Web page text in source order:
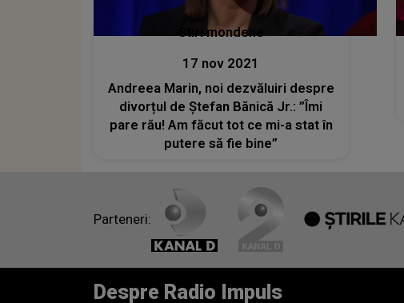
Stiri mondene
17 nov 2021
Andreea Marin, noi dezvăluiri despre
divorțul de Ștefan Bănică Jr.: ”Îmi
pare rău! Am făcut tot ce mi-a stat în
putere să fie bine”
Parteneri:
Despre Radio Impuls